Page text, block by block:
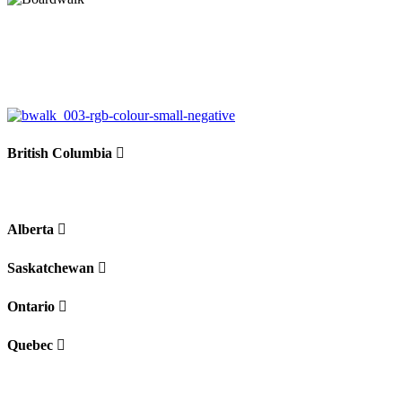
British Columbia
Alberta
Saskatchewan
Ontario
Quebec